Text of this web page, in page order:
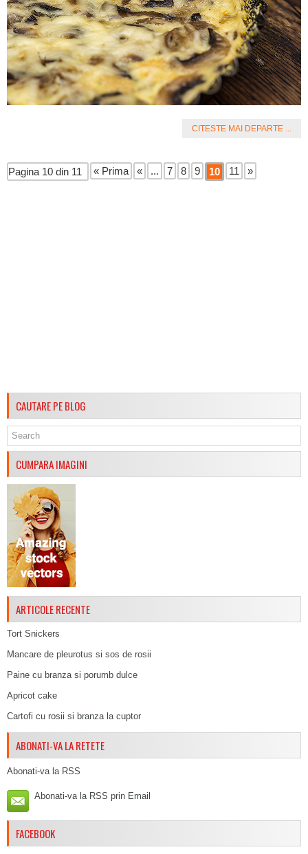
CITESTE MAI DEPARTE ...
Pagina 10 din 11 « Prima « ... 7 8 9 10 11 »
CAUTARE PE BLOG
CUMPARA IMAGINI
ARTICOLE RECENTE
Tort Snickers
Mancare de pleurotus si sos de rosii
Paine cu branza si porumb dulce
Apricot cake
Cartofi cu rosii si branza la cuptor
ABONATI-VA LA RETETE
Abonati-va la RSS
Abonati-va la RSS prin Email
FACEBOOK